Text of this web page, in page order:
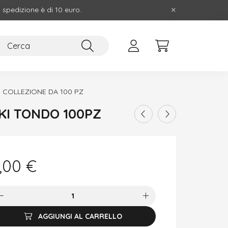
è di 10 euro.
COLLEZIONE DA 100 PZ
TONDO 100PZ
€
AGGIUNGI AL CARRELLO